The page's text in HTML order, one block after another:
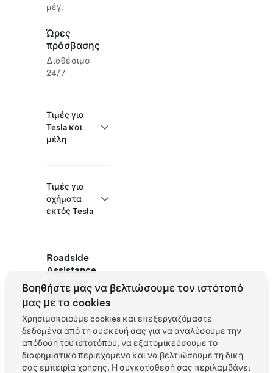
μέγ.
Ώρες
πρόσβασης
Διαθέσιμο
24/7
Τιμές για
Tesla και
μέλη
Τιμές για
οχήματα
εκτός Tesla
Roadside
Assistance
(877) 798-
3752
Τοποθεσία
συνεργάτη
NACS
Βοηθήστε μας να βελτιώσουμε τον ιστότοπό
μας με τα cookies
Χρησιμοποιούμε cookies και επεξεργαζόμαστε
δεδομένα από τη συσκευή σας για να αναλύσουμε την
απόδοση του ιστοτόπου, να εξατομικεύσουμε το
διαφημιστικό περιεχόμενο και να βελτιώσουμε τη δική
σας εμπειρία χρήσης. Η συγκατάθεσή σας περιλαμβάνει